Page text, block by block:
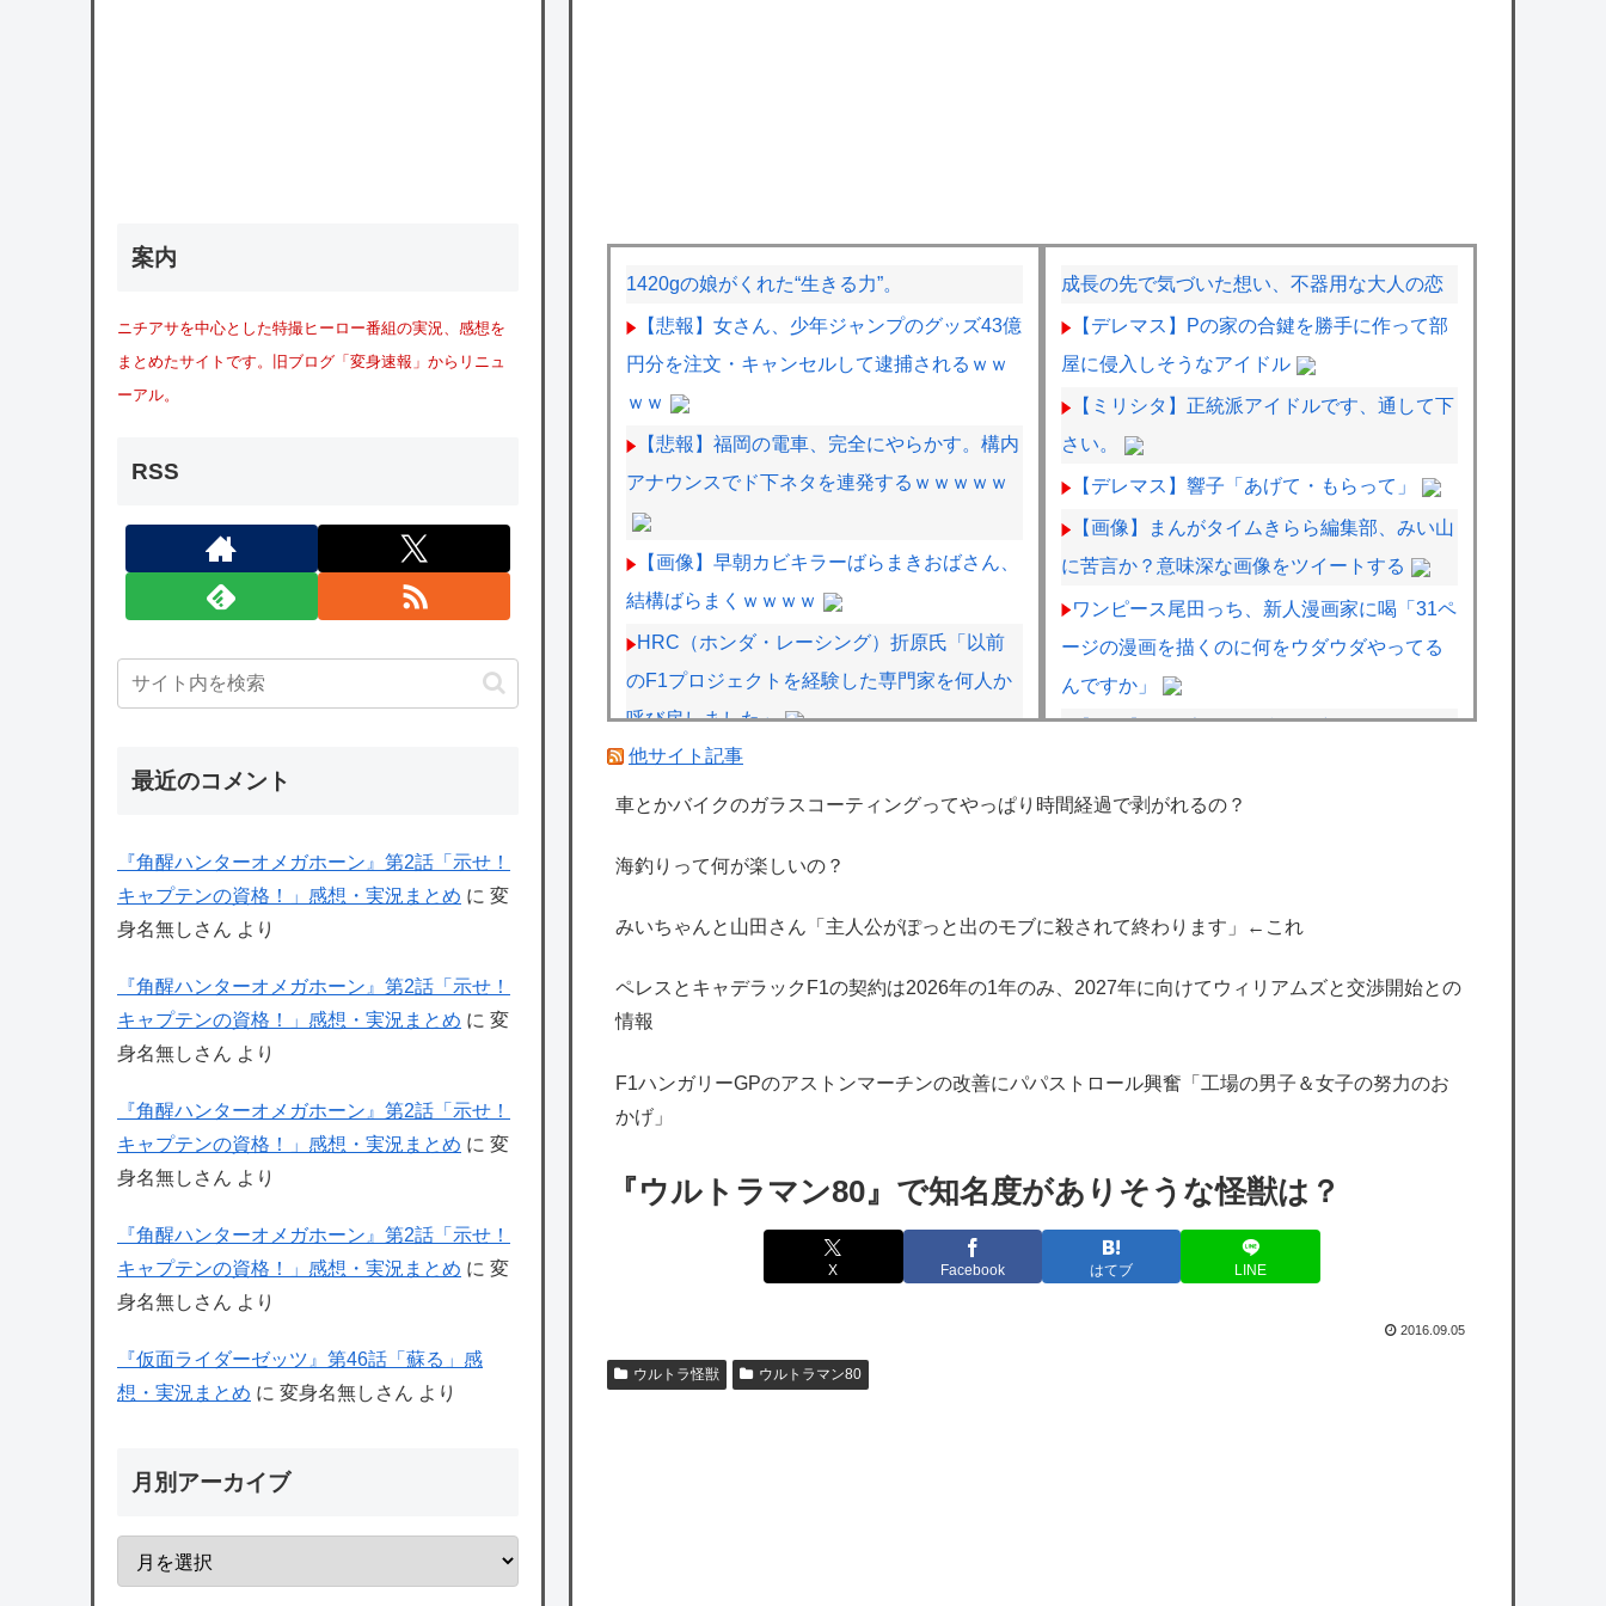
1420gの娘がくれた“生きる力”。
【悲報】女さん、少年ジャンプのグッズ43億
円分を注文・キャンセルして逮捕されるｗｗ
ｗｗ
【悲報】福岡の電車、完全にやらかす。構内
アナウンスでド下ネタを連発するｗｗｗｗｗ
【画像】早朝カビキラーばらまきおばさん、
結構ばらまくｗｗｗｗ
HRC（ホンダ・レーシング）折原氏「以前
のF1プロジェクトを経験した専門家を何人か
呼び戻しました」
伊Autosprint誌：ニューエイ代表渾身のアス
トンマーチンAMR26を改善に導いた最大の功
車とかバイクのガラスコーティングってやっ
ぱり時間経過で剥がれるの？
ネコが自分から布団にもぐり込んでくる様で
きませんか？【再】
海外「日本は特別！」日本の地震支援を申し
出たあの親日経営者に海外が大騒ぎ
の為替介入再びで海外が大騒ぎ
韓国人「実は日本経済を支えて生かしている
のは韓国人である理由がこちら…」→「日本
海外「日本よ、お前がナンバーワンだ」 熊
成長の先で気づいた想い、不器用な大人の恋
【デレマス】Pの家の合鍵を勝手に作って部
屋に侵入しそうなアイドル
【ミリシタ】正統派アイドルです、通して下
さい。
【デレマス】響子「あげて・もらって」
【画像】まんがタイムきらら編集部、みい山
に苦言か？意味深な画像をツイートする
ワンピース尾田っち、新人漫画家に喝「31ペ
ージの漫画を描くのに何をウダウダやってる
んですか」
【画像】漫画家・桂正和、最新のパンツ＆お
出し方」「実写かと思いました」
【にじさんじ】やしきず、スプラトゥーンレ
極めようとする
感想で草
でもう草生える』【8/6(木)20:00】
【艦これ】授業中に居眠りふぶき 他
【艦これ】E4とE5はどっちの方が難しい？
E5甲はウイニングランって聞いたんだけど
他サイト記事
車とかバイクのガラスコーティングってやっぱり時間経過で剥がれるの？
海釣りって何が楽しいの？
みいちゃんと山田さん「主人公がぽっと出のモブに殺されて終わります」←これ
ペレスとキャデラックF1の契約は2026年の1年のみ、2027年に向けてウィリアムズと交渉開始との
情報
F1ハンガリーGPのアストンマーチンの改善にパパストロール興奮「工場の男子＆女子の努力のお
かげ」
『ウルトラマン80』で知名度がありそうな怪獣は？
X Facebook はてブ LINE
2016.09.05
ウルトラ怪獣 ウルトラマン80
案内
ニチアサを中心とした特撮ヒーロー番組の実況、感想を
まとめたサイトです。旧ブログ「変身速報」からリニュ
ーアル。
RSS
最近のコメント
『角醒ハンターオメガホーン』第2話「示せ！
キャプテンの資格！」感想・実況まとめ に 変
身名無しさん より
『角醒ハンターオメガホーン』第2話「示せ！
キャプテンの資格！」感想・実況まとめ に 変
身名無しさん より
『角醒ハンターオメガホーン』第2話「示せ！
キャプテンの資格！」感想・実況まとめ に 変
身名無しさん より
『角醒ハンターオメガホーン』第2話「示せ！
キャプテンの資格！」感想・実況まとめ に 変
身名無しさん より
『仮面ライダーゼッツ』第46話「蘇る」感
想・実況まとめ に 変身名無しさん より
月別アーカイブ